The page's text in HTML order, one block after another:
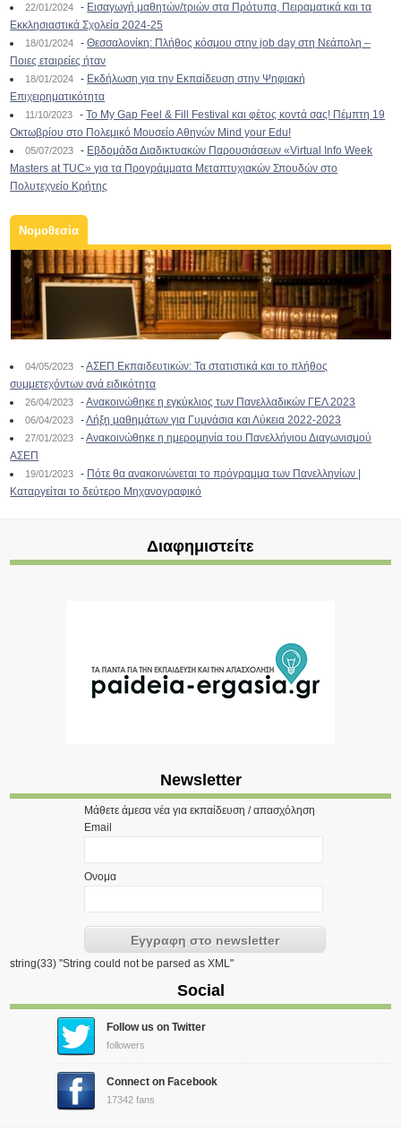
22/01/2024 - Εισαγωγή μαθητών/τριών στα Πρότυπα, Πειραματικά και τα
Εκκλησιαστικά Σχολεία 2024-25
18/01/2024 -Θεσσαλονίκη: Πλήθος κόσμου στην job day στη Νεάπολη –
Ποιες εταιρείες ήταν
18/01/2024 - Εκδήλωση για την Εκπαίδευση στην Ψηφιακή
Επιχειρηματικότητα
11/10/2023 -To My Gap Feel & Fill Festival και φέτος κοντά σας! Πέμπτη 19
Οκτωβρίου στο Πολεμικό Μουσείο Αθηνών Mind your Edu!
05/07/2023 - Εβδομάδα Διαδικτυακών Παρουσιάσεων «Virtual Info Week
Masters at TUC» για τα Προγράμματα Μεταπτυχιακών Σπουδών στο
Πολυτεχνείο Κρήτης
Νομοθεσία
04/05/2023 -ΑΣΕΠ Εκπαιδευτικών: Τα στατιστικά και το πλήθος
συμμετεχόντων ανά ειδικότητα
26/04/2023 -Ανακοινώθηκε η εγκύκλιος των Πανελλαδικών ΓΕΛ 2023
06/04/2023 -Λήξη μαθημάτων για Γυμνάσια και Λύκεια 2022-2023
27/01/2023 -Ανακοινώθηκε η ημερομηνία του Πανελλήνιου Διαγωνισμού
ΑΣΕΠ
19/01/2023 - Πότε θα ανακοινώνεται το πρόγραμμα των Πανελληνίων |
Καταργείται το δεύτερο Μηχανογραφικό
Διαφημιστείτε
Newsletter
Μάθετε άμεσα νέα για εκπαίδευση / απασχόληση
Email
Ονομα
string(33) "String could not be parsed as XML"
Social
Follow us on Twitter
followers
Connect on Facebook
17342 fans